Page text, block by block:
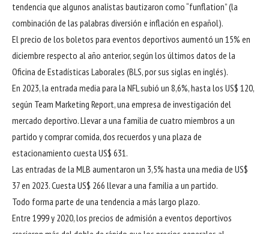
tendencia que algunos analistas bautizaron como “funflation” (la
combinación de las palabras diversión e inflación en español).
El precio de los boletos para eventos deportivos aumentó un 15% en
diciembre respecto al año anterior, según los últimos datos de la
Oficina de Estadísticas Laborales (BLS, por sus siglas en inglés).
En 2023, la entrada media para la NFL subió un 8,6%, hasta los US$ 120,
según Team Marketing Report, una empresa de investigación del
mercado deportivo. Llevar a una familia de cuatro miembros a un
partido y comprar comida, dos recuerdos y una plaza de
estacionamiento cuesta US$ 631.
Las entradas de la MLB aumentaron un 3,5% hasta una media de US$
37 en 2023. Cuesta US$ 266 llevar a una familia a un partido.
Todo forma parte de una tendencia a más largo plazo.
Entre 1999 y 2020, los precios de admisión a eventos deportivos